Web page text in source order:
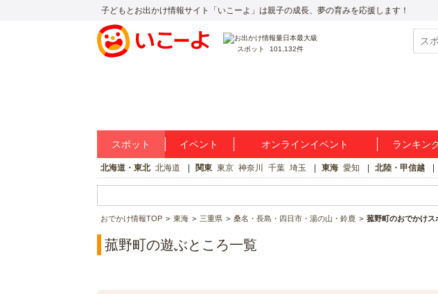
子どもとお出かけ情報サイト「いこーよ」は親子の成長、夢の育みを応援します！
スポット 101,132件
スポット イベント オンラインイベント ランキン
北海道・東北 北海道 関東 東京 神奈川 千葉 埼玉 東海 愛知 北陸・甲信越
おでかけ情報TOP 東海 三重県 桑名・長島・四日市・湯の山・鈴鹿 菰野町のおでかけス
菰野町の遊ぶところ一覧